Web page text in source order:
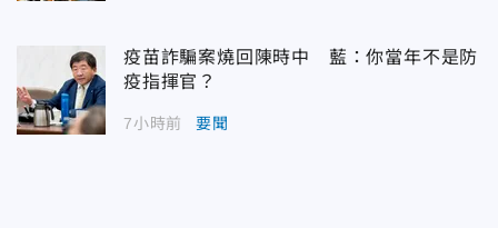
疫苗詐騙案燒回陳時中 藍：你當年不是防
疫指揮官？
7小時前 要聞